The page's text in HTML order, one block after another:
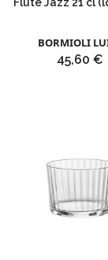
Flûte Jazz 21 cl
BORMIOLI
Prix
45,60 €